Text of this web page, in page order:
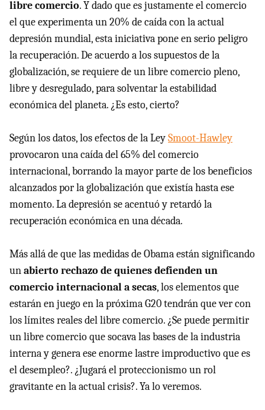
libre comercio. Y dado que es justamente el comercio
el que experimenta un 20% de caída con la actual
depresión mundial, esta iniciativa pone en serio peligro
la recuperación. De acuerdo a los supuestos de la
globalización, se requiere de un libre comercio pleno,
libre y desregulado, para solventar la estabilidad
económica del planeta. ¿Es esto, cierto?
Según los datos, los efectos de la LeySmoot-Hawley
provocaron una caída del 65% del comercio
internacional, borrando la mayor parte de los beneficios
alcanzados por la globalización que existía hasta ese
momento. La depresión se acentuó y retardó la
recuperación económica en una década.
Más allá de que las medidas de Obama están significando
unabierto rechazo de quienes defienden un
comercio internacional a secas, los elementos que
estarán en juego en la próxima G20 tendrán que ver con
los límites reales del libre comercio. ¿Se puede permitir
un libre comercio que socava las bases de la industria
interna y genera ese enorme lastre improductivo que es
el desempleo?. ¿Jugará el proteccionismo un rol
gravitante en la actual crisis?. Ya lo veremos.